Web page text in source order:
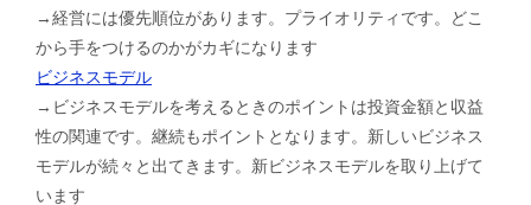
→経営には優先順位があります。プライオリティです。どこ
から手をつけるのかがカギになります
ビジネスモデル
→ビジネスモデルを考えるときのポイントは投資金額と収益
性の関連です。継続もポイントとなります。新しいビジネス
モデルが続々と出てきます。新ビジネスモデルを取り上げて
います